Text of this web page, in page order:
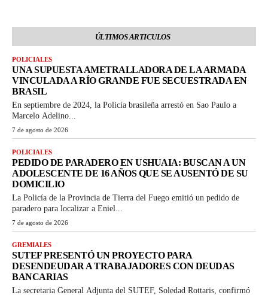
ÚLTIMOS ARTICULOS
POLICIALES
UNA SUPUESTA AMETRALLADORA DE LA ARMADA
VINCULADA A RÍO GRANDE FUE SECUESTRADA EN
BRASIL
En septiembre de 2024, la Policía brasileña arrestó en Sao Paulo a
Marcelo Adelino...
7 de agosto de 2026
POLICIALES
PEDIDO DE PARADERO EN USHUAIA: BUSCAN A UN
ADOLESCENTE DE 16 AÑOS QUE SE AUSENTÓ DE SU
DOMICILIO
La Policía de la Provincia de Tierra del Fuego emitió un pedido de
paradero para localizar a Eniel...
7 de agosto de 2026
GREMIALES
SUTEF PRESENTÓ UN PROYECTO PARA
DESENDEUDAR A TRABAJADORES CON DEUDAS
BANCARIAS
La secretaria General Adjunta del SUTEF, Soledad Rottaris, confirmó